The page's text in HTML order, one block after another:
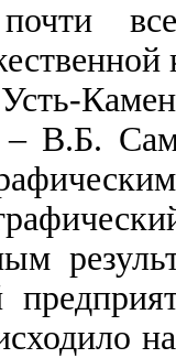
В.Б.